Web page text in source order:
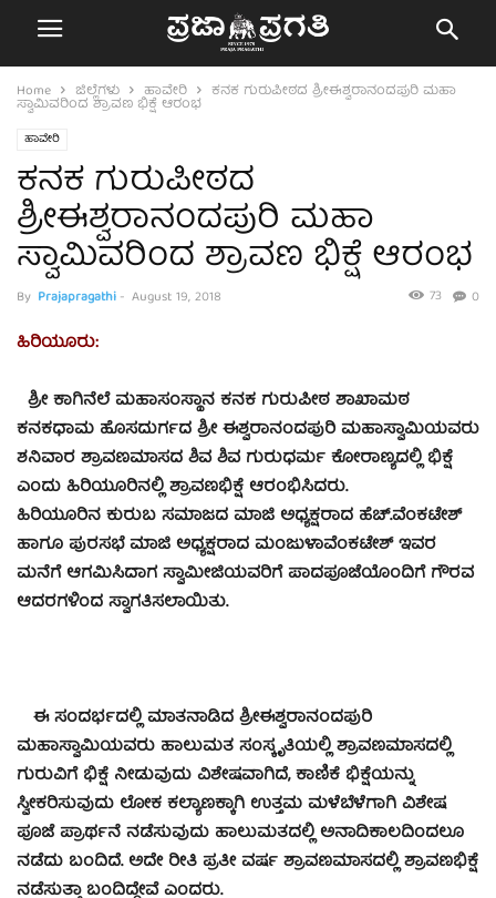
Home ಜಿಲ್ಲೆಗಳು ಹಾವೇರಿ ಕನಕ ಗುರುಪೀಠದ ಶ್ರೀಈಶ್ವರಾನಂದಪುರಿ ಮಹಾ
ಸ್ವಾಮಿವರಿಂದ ಶ್ರಾವಣ ಭಿಕ್ಷೆ ಆರಂಭ
ಹಾವೇರಿ
ಕನಕ ಗುರುಪೀಠದ
ಶ್ರೀಈಶ್ವರಾನಂದಪುರಿ ಮಹಾ
ಸ್ವಾಮಿವರಿಂದ ಶ್ರಾವಣ ಭಿಕ್ಷೆ ಆರಂಭ
By Prajapragathi- August 19, 2018 0
73
ಹಿರಿಯೂರು:
ಶ್ರೀ ಕಾಗಿನೆಲೆ ಮಹಾಸಂಸ್ಥಾನ ಕನಕ ಗುರುಪೀಠ ಶಾಖಾಮಠ
ಕನಕಧಾಮ ಹೊಸದುರ್ಗದ ಶ್ರೀ ಈಶ್ವರಾನಂದಪುರಿ ಮಹಾಸ್ವಾಮಿಯವರು
ಶನಿವಾರ ಶ್ರಾವಣಮಾಸದ ಶಿವ ಶಿವ ಗುರುಧರ್ಮ ಕೋರಾಣ್ಯದಲ್ಲಿ ಭಿಕ್ಷೆ
ಎಂದು ಹಿರಿಯೂರಿನಲ್ಲಿ ಶ್ರಾವಣಭಿಕ್ಷೆ ಆರಂಭಿಸಿದರು.
ಹಿರಿಯೂರಿನ ಕುರುಬ ಸಮಾಜದ ಮಾಜಿ ಅಧ್ಯಕ್ಷರಾದ ಹೆಚ್.ವೆಂಕಟೇಶ್
ಹಾಗೂ ಪುರಸಭೆ ಮಾಜಿ ಅಧ್ಯಕ್ಷರಾದ ಮಂಜುಳಾವೆಂಕಟೇಶ್ ಇವರ
ಮನೆಗೆ ಆಗಮಿಸಿದಾಗ ಸ್ವಾಮೀಜಿಯವರಿಗೆ ಪಾದಪೂಜೆಯೊಂದಿಗೆ ಗೌರವ
ಆದರಗಳಿಂದ ಸ್ವಾಗತಿಸಲಾಯಿತು.
ಈ ಸಂದರ್ಭದಲ್ಲಿ ಮಾತನಾಡಿದ ಶ್ರೀಈಶ್ವರಾನಂದಪುರಿ
ಮಹಾಸ್ವಾಮಿಯವರು ಹಾಲುಮತ ಸಂಸ್ಕೃತಿಯಲ್ಲಿ ಶ್ರಾವಣಮಾಸದಲ್ಲಿ
ಗುರುವಿಗೆ ಭಿಕ್ಷೆ ನೀಡುವುದು ವಿಶೇಷವಾಗಿದೆ, ಕಾಣಿಕೆ ಭಿಕ್ಷೆಯನ್ನು
ಸ್ವೀಕರಿಸುವುದು ಲೋಕ ಕಲ್ಯಾಣಕ್ಕಾಗಿ ಉತ್ತಮ ಮಳೆಬೆಳೆಗಾಗಿ ವಿಶೇಷ
ಪೂಜೆ ಪ್ರಾರ್ಥನೆ ನಡೆಸುವುದು ಹಾಲುಮತದಲ್ಲಿ ಅನಾದಿಕಾಲದಿಂದಲೂ
ನಡೆದು ಬಂದಿದೆ. ಅದೇ ರೀತಿ ಪ್ರತೀ ವರ್ಷ ಶ್ರಾವಣಮಾಸದಲ್ಲಿ ಶ್ರಾವಣಭಿಕ್ಷೆ
ನಡೆಸುತ್ತಾ ಬಂದಿದ್ದೇವೆ ಎಂದರು.